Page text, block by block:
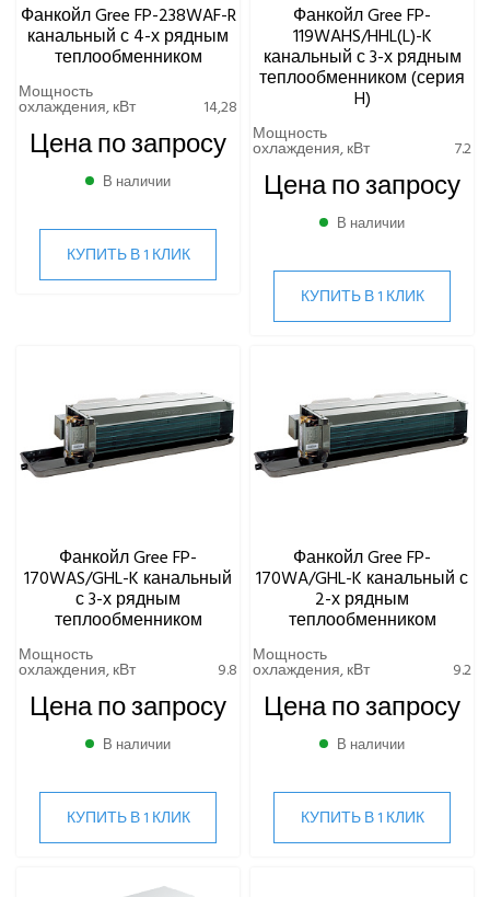
Фанкойл Gree FP-238WAF-R
канальный с 4-х рядным
теплообменником
Мощность
охлаждения, кВт 14,28
Цена по запросу
В наличии
КУПИТЬ В 1 КЛИК
Фанкойл Gree FP-
119WAHS/HHL(L)-K
канальный с 3-х рядным
теплообменником (серия
H)
Мощность
охлаждения, кВт 7.2
Цена по запросу
В наличии
КУПИТЬ В 1 КЛИК
Фанкойл Gree FP-
170WAS/GHL-K канальный
с 3-х рядным
теплообменником
Мощность
охлаждения, кВт 9.8
Цена по запросу
В наличии
КУПИТЬ В 1 КЛИК
Фанкойл Gree FP-
170WA/GHL-K канальный с
2-х рядным
теплообменником
Мощность
охлаждения, кВт 9.2
Цена по запросу
В наличии
КУПИТЬ В 1 КЛИК